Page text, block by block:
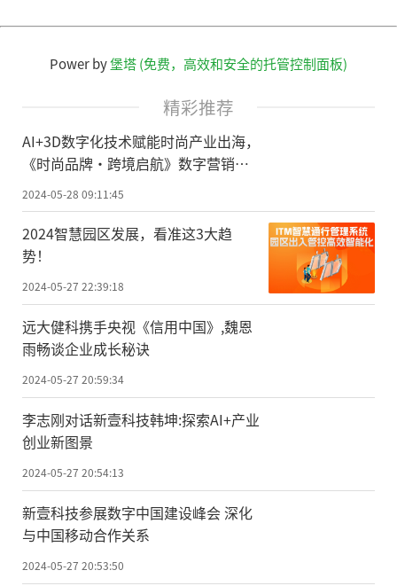
Power by堡塔 (免费，高效和安全的托管控制面板)
精彩推荐
AI+3D数字化技术赋能时尚产业出海，
《时尚品牌·跨境启航》数字营销增
2024-05-28 09:11:45
2024智慧园区发展，看准这3大趋
势！
2024-05-27 22:39:18
远大健科携手央视《信用中国》,魏恩
雨畅谈企业成长秘诀
2024-05-27 20:59:34
李志刚对话新壹科技韩坤:探索AI+产业
创业新图景
2024-05-27 20:54:13
新壹科技参展数字中国建设峰会 深化
与中国移动合作关系
2024-05-27 20:53:50